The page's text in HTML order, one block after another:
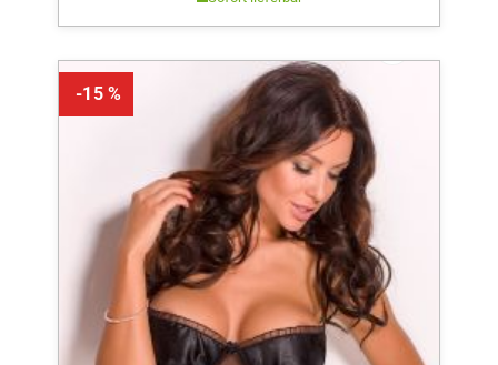
-15 %